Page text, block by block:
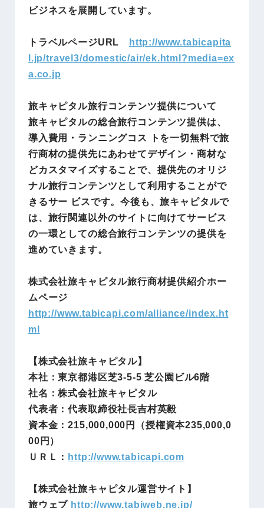
ビジネスを展開しています。
トラベルページURL http://www.tabicapita
l.jp/travel3/domestic/air/ek.html?media=ex
a.co.jp
旅キャピタル旅行コンテンツ提供について
旅キャピタルの総合旅行コンテンツ提供は、
導入費用・ランニングコス トを一切無料で旅
行商材の提供先にあわせてデザイン・商材な
どカスタマイズすることで、提供先のオリジ
ナル旅行コンテンツとして利用することがで
きるサー ビスです。今後も、旅キャピタルで
は、旅行関連以外のサイトに向けてサービス
の一環としての総合旅行コンテンツの提供を
進めていきます。
株式会社旅キャピタル旅行商材提供紹介ホー
ムページ
http://www.tabicapi.com/alliance/index.ht
ml
【株式会社旅キャピタル】
本社：東京都港区芝3-5-5 芝公園ビル6階
社名：株式会社旅キャピタル
代表者：代表取締役社長吉村英毅
資本金：215,000,000円（授権資本235,000,0
00円）
ＵＲＬ： http://www.tabicapi.com
【株式会社旅キャピタル運営サイト】
旅ウェブ http://www.tabiweb.ne.jp/